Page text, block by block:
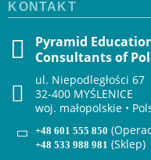
KONTAKT
Pyramid
Consultants of
ul. Niepodległości 67
32-400 MYŚLENICE
woj. małopolskie •
+48 601 555 850
+48 533 988 981 (Sklep)